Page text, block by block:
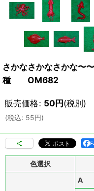
さかなさかなさかな
種 OM682
販売価格: 50円(税別)
(税込: 55円)
色選択
A